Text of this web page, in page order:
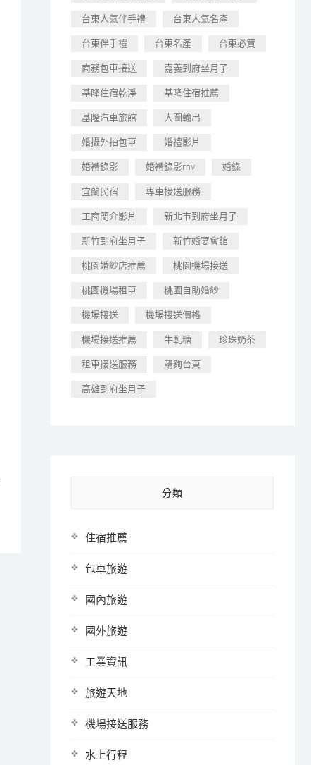
台東人氣伴手禮 台東人氣名產
台東伴手禮 台東名產 台東必買
商務包車接送 嘉義到府坐月子
基隆住宿乾淨 基隆住宿推薦
基隆汽車旅館 大圖輸出
婚攝外拍包車 婚禮影片
婚禮錄影 婚禮錄影mv 婚錄
宜蘭民宿 專車接送服務
工商簡介影片 新北市到府坐月子
新竹到府坐月子 新竹婚宴會館
桃園婚紗店推薦 桃園機場接送
桃園機場租車 桃園自助婚紗
機場接送 機場接送價格
機場接送推薦 牛軋糖 珍珠奶茶
租車接送服務 購夠台東
高雄到府坐月子
分類
住宿推薦
包車旅遊
國內旅遊
國外旅遊
工業資訊
旅遊天地
機場接送服務
水上行程